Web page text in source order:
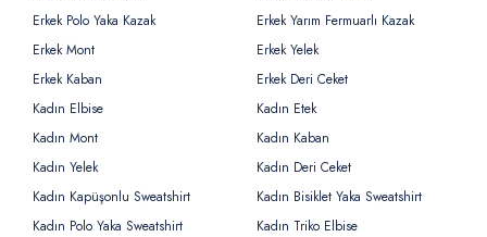
Erkek Polo Yaka Kazak
Erkek Yarım Fermuarlı Kazak
Erkek Mont
Erkek Yelek
Erkek Kaban
Erkek Deri Ceket
Kadın Elbise
Kadın Etek
Kadın Mont
Kadın Kaban
Kadın Yelek
Kadın Deri Ceket
Kadın Kapüşonlu Sweatshirt
Kadın Bisiklet Yaka Sweatshirt
Kadın Polo Yaka Sweatshirt
Kadın Triko Elbise